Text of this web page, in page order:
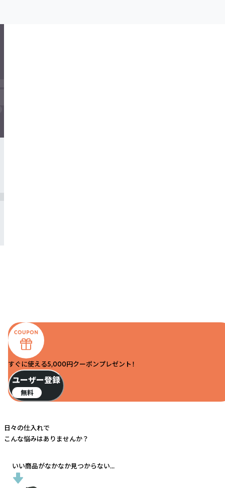
すぐに使える5,000円クーポンプレゼント！
ユーザー登録
無料
日々の仕入れで
こんな悩みはありませんか？
いい商品がなかなか見つからない...